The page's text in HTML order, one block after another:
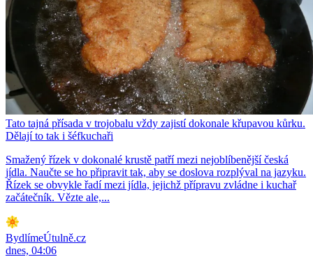
Tato tajná přísada v trojobalu vždy zajistí dokonale křupavou kůrku.
Dělají to tak i šéfkuchaři
Smažený řízek v dokonalé krustě patří mezi nejoblíbenější česká
jídla. Naučte se ho připravit tak, aby se doslova rozplýval na jazyku.
Řízek se obvykle řadí mezi jídla, jejichž přípravu zvládne i kuchař
začátečník. Vězte ale,...
BydlímeÚtulně.cz
dnes, 04:06